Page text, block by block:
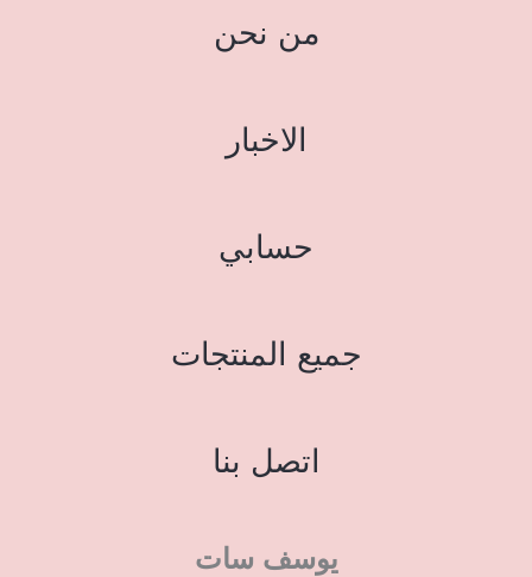
من نحن
الاخبار
حسابي
جميع المنتجات
اتصل بنا
يوسف سات